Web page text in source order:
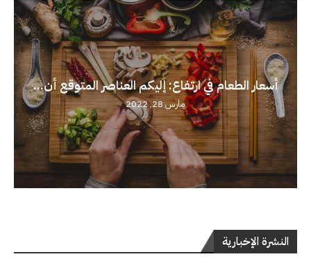
أسعار الطعام في ارتفاع: إليكم العناصر المتوقع أن...
مارس 28, 2022
النشرة الإخبارية